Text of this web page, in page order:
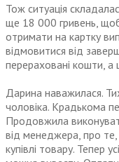
Тож ситуація
ще 18 000 гривень,
отримати на картку
відмовитися від
перераховані кошти, а
Дарина наважилася.
чоловіка. Крадькома
Продовжила
від менеджера, про
купівлі товару. Тепер